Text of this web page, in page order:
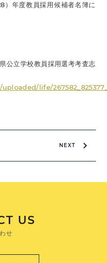
）年度教員採用候補者名簿に
公立学校教員採用選考考査志
life/
NEXT
US
せ